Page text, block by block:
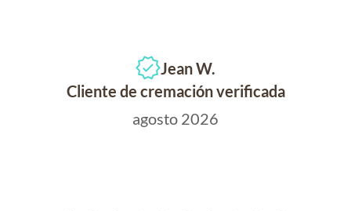
Jean W.
Cliente de cremación verificada
agosto 2026